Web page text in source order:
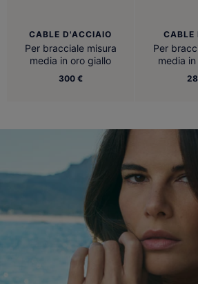
CABLE D'ACCIAIO
Per bracciale misura
media in oro giallo
300 €
CABLE
Per
media